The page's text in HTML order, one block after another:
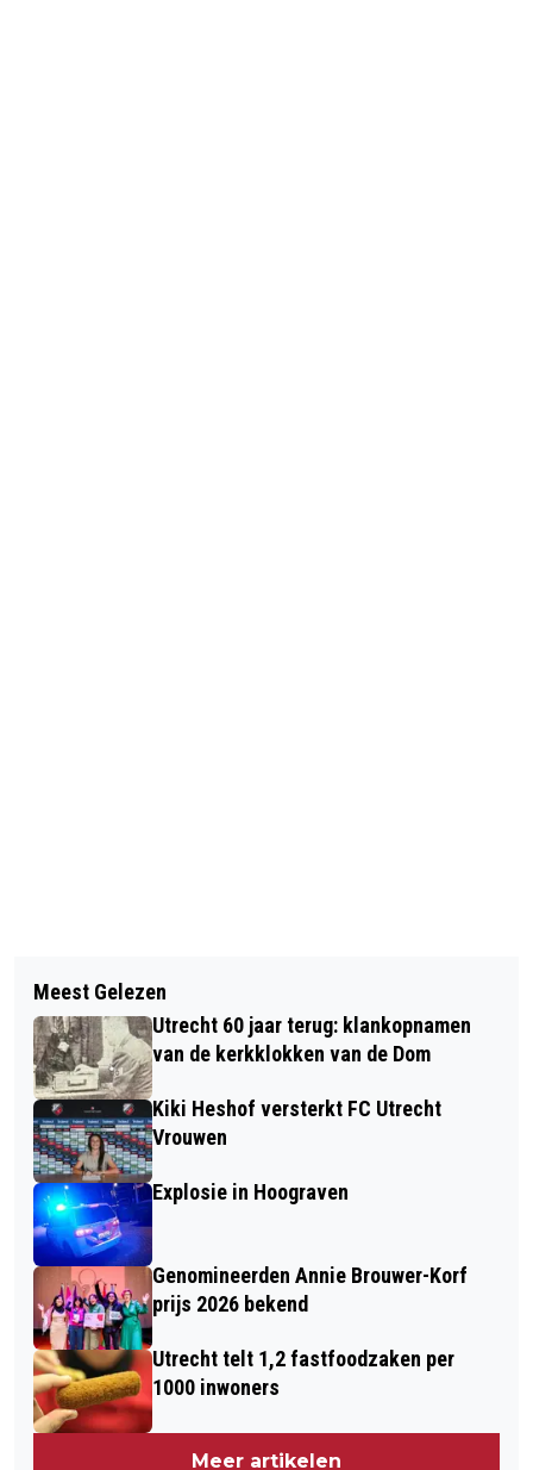
FEESTELIJKE OPENING HOME OF THE
ARTISTS (HOTA) IN LEIDSCHE RIJN
VROUW ZWAARGEWOND GERAAKT OP
MAARSCHALKERWEERDPAD
Meest Gelezen
Utrecht 60 jaar terug: klankopnamen
van de kerkklokken van de Dom
Kiki Heshof versterkt FC Utrecht
Vrouwen
Explosie in Hoograven
Genomineerden Annie Brouwer-Korf
prijs 2026 bekend
Utrecht telt 1,2 fastfoodzaken per
1000 inwoners
Meer artikelen